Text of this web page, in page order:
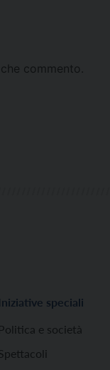
commento.
Iniziative speciali
Politica e società